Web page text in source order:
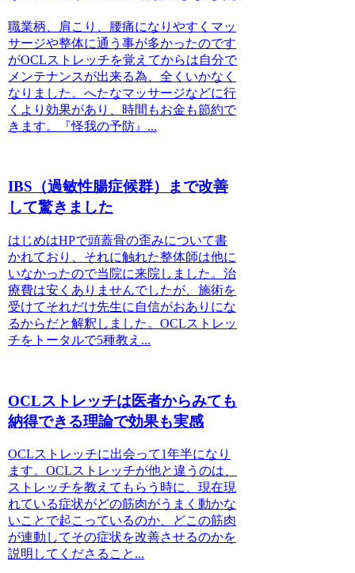
職業柄、肩こり、腰痛になりやすくマッ
サージや整体に通う事が多かったのです
がOCLストレッチを覚えてからは自分で
メンテナンスが出来る為、全くいかなく
なりました。へたなマッサージなどに行
くより効果があり、時間もお金も節約で
きます。『怪我の予防』...
IBS（過敏性腸症候群）まで改善
して驚きました
はじめはHPで頭蓋骨の歪みについて書
かれており、それに触れた整体師は他に
いなかったので当院に来院しました。治
療費は安くありませんでしたが、施術を
受けてそれだけ先生に自信がおありにな
るからだと解釈しました。OCLストレッ
チをトータルで5種教え...
OCLストレッチは医者からみても
納得できる理論で効果も実感
OCLストレッチに出会って1年半になり
ます。OCLストレッチが他と違うのは、
ストレッチを教えてもらう時に、現在現
れている症状がどの筋肉がうまく動かな
いことで起こっているのか、どこの筋肉
が連動してその症状を改善させるのかを
説明してくださること...